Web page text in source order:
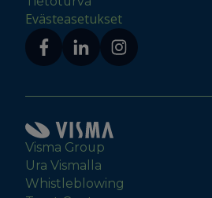
Evästeasetukset
Visma Group
Ura Vismalla
Whistleblowing